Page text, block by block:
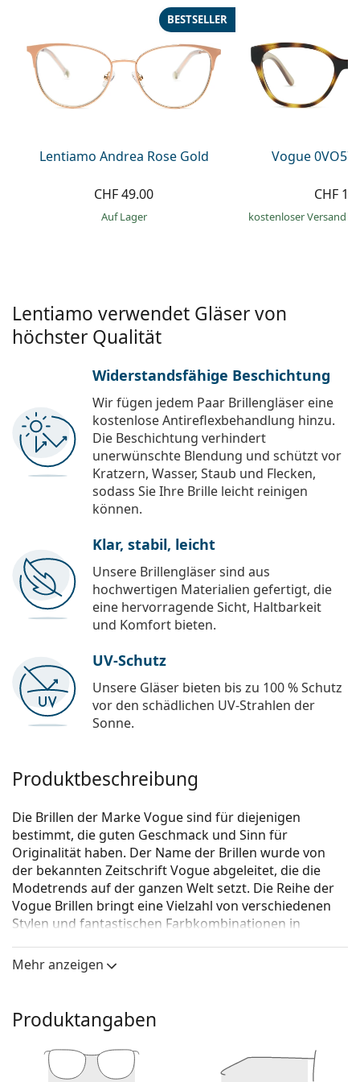
Prada
Alle Marken
Lentiamo Andrea Rose Gold
BESTSELLER
CHF 49.00
auf Lager
Vogue
CHF
kostenloser Versand
Lentiamo verwendet Gläser von
höchster Qualität
Widerstandsfähige Beschichtung
Wir fügen jedem Paar Brillengläser eine
kostenlose Antireflexbehandlung hinzu.
Die Beschichtung verhindert
unerwünschte Blendung und schützt vor
Kratzern, Wasser, Staub und Flecken,
sodass Sie Ihre Brille leicht reinigen
können.
Klar, stabil, leicht
Unsere Brillengläser sind aus
hochwertigen Materialien gefertigt, die
eine hervorragende Sicht, Haltbarkeit
und Komfort bieten.
UV-Schutz
Unsere Gläser bieten bis zu 100 % Schutz
vor den schädlichen UV-Strahlen der
Sonne.
Produktbeschreibung
Die Brillen der Marke Vogue sind für diejenigen
bestimmt, die guten Geschmack und Sinn für
Originalität haben. Der Name der Brillen wurde von
der bekannten Zeitschrift Vogue abgeleitet, die die
Modetrends auf der ganzen Welt setzt. Die Reihe der
Vogue Brillen bringt eine Vielzahl von verschiedenen
Stylen und fantastischen Farbkombinationen in
Vogue 0VO5363 2828 53
von Lentiamo an, wie Sie in dieser Brille aussehen.
Die rosa Farbe der Brillenfassung passt perfekt zu
Mehr anzeigen
Produktangaben